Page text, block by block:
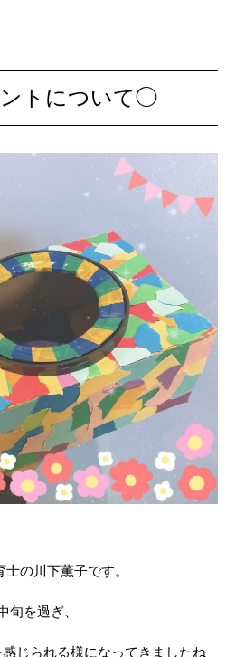
ントについて◯
の川下薫子です。
旬を過ぎ、
じられる様になってきましたね